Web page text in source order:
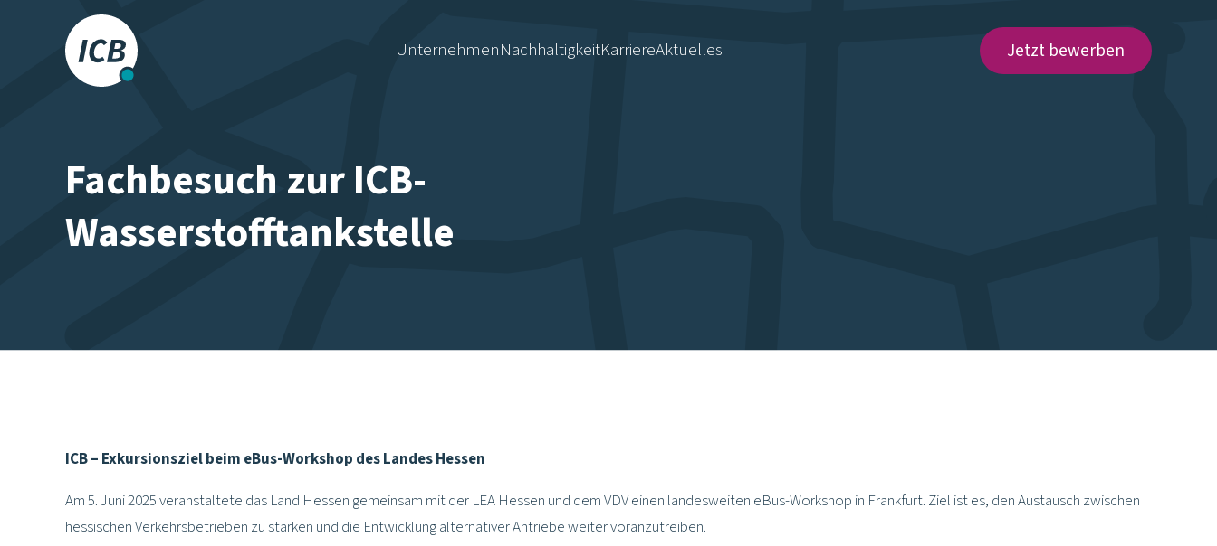
UnternehmenNachhaltigkeitKarriereAktuelles Jetzt bewerben
Fachbesuch zur ICB-
Wasserstofftankstelle
ICB – Exkursionsziel beim eBus-Workshop des Landes Hessen
Am 5. Juni 2025 veranstaltete das Land Hessen gemeinsam mit der LEA Hessen und dem VDV einen landesweiten eBus-Workshop in Frankfurt. Ziel ist es, den Austausch zwischen
hessischen Verkehrsbetrieben zu stärken und die Entwicklung alternativer Antriebe weiter voranzutreiben.